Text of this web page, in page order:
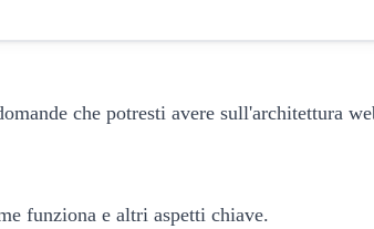
che potresti avere sull'architettura
funziona e altri aspetti chiave.